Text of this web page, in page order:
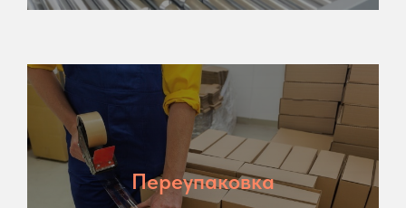
Переупаковка